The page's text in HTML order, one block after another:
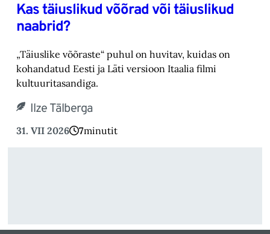
Kas täiuslikud võõrad või täiuslikud
naabrid?
„Täiuslike võõraste“ puhul on huvitav, kuidas on
kohandatud Eesti ja Läti versioon Itaalia filmi
kultuuritasandiga.
Ilze Tālberga
31. VII 2026 7minutit